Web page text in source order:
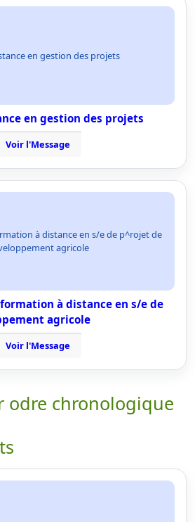
en gestion des projets
en gestion des projets
Voir l'Message
à distance en s/e de p^rojet de
agricole
à distance en s/e de
agricole
Voir l'Message
odre chronologique